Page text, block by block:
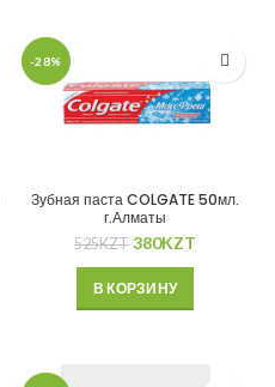
-28%
Зубная паста COLGATE 50мл.
г.Алматы
525KZT 380KZT
В КОРЗИНУ